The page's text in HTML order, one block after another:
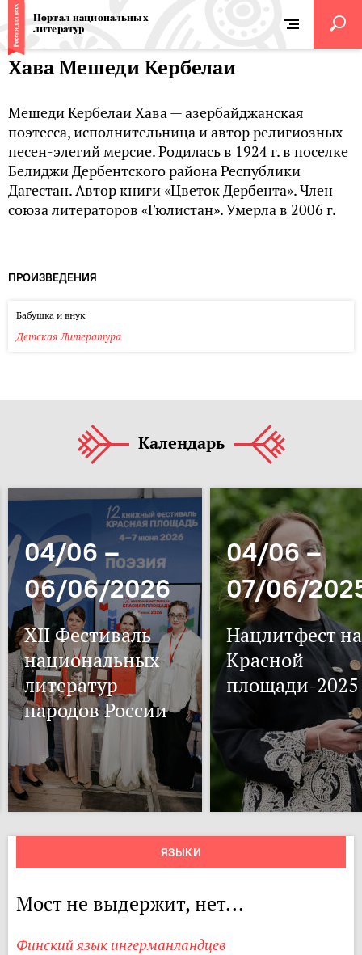
Портал национальных
литератур
Хава Мешеди Кербелаи
Мешеди Кербелаи Хава — азербайджанская
поэтесса, исполнительница и автор религиозных
песен-элегий мерсие. Родилась в 1924 г. в поселке
Белиджи Дербентского района Республики
Дагестан. Автор книги «Цветок Дербента». Член
союза литераторов «Гюлистан». Умерла в 2006 г.
ПРОИЗВЕДЕНИЯ
Бабушка и внук
Детская Литература
Календарь
04/06 –
06/06/2026
XII Фестиваль
национальных
литератур
народов России
04/06 –
07/06/
Нацлитфест на
Красной
площади-2025
ЯЗЫКИ
Мост не выдержит, нет...
Финский язык ингерманландцев